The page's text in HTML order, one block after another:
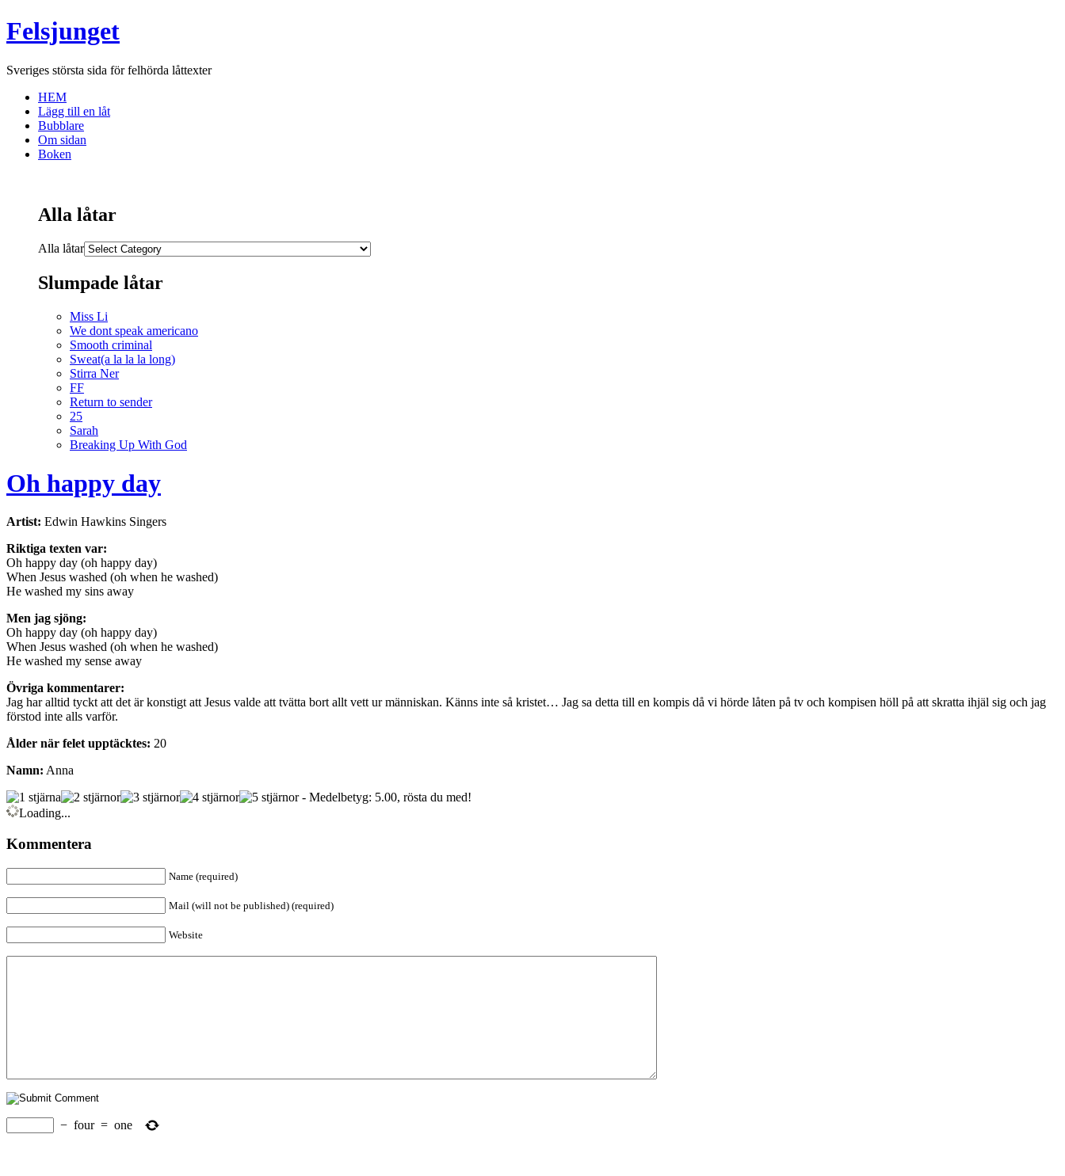
Felsjunget
Sveriges största sida för felhörda låttexter
HEM
Lägg till en låt
Bubblare
Om sidan
Boken
Alla låtar
Alla låtar
Slumpade låtar
Miss Li
We dont speak americano
Smooth criminal
Sweat(a la la la long)
Stirra Ner
FF
Return to sender
25
Sarah
Breaking Up With God
Oh happy day
Artist: Edwin Hawkins Singers
Riktiga texten var:
Oh happy day (oh happy day)
When Jesus washed (oh when he washed)
He washed my sins away
Men jag sjöng:
Oh happy day (oh happy day)
When Jesus washed (oh when he washed)
He washed my sense away
Övriga kommentarer:
Jag har alltid tyckt att det är konstigt att Jesus valde att tvätta bort allt vett ur människan. Känns inte så kristet… Jag sa detta till en kompis då vi hörde låten på tv och kompisen höll på att skratta ihjäl sig och jag
förstod inte alls varför.
Ålder när felet upptäcktes: 20
Namn: Anna
- Medelbetyg: 5.00, rösta du med!
Loading...
Kommentera
Name (required)
Mail (will not be published) (required)
Website
− four = one